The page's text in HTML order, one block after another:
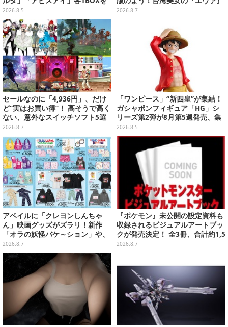
ラインナップ
2026.8.5
制服アスカが美しすぎた【写真8
2026.8.7
セールなのに「4,936円」、だけ
ど“実はお買い得”！ 高そうで高く
ない、意外なスイッチソフト5選
2026.8.7
「ワンピース」“新四皇”が集結！
ガシャポンフィギュア「HG」シ
リーズ第2弾が8月第5週発売、集
めて並べたくなるクオリティ
2026.8.5
アベイルに「クレヨンしんちゃ
ん」映画グッズがズラリ！新作
「オラの妖怪バケ～ション」や、
「ヘンダーランド」「暗黒タマタ
マ」などをフィーチャー
2026.8.7
『ポケモン』未公開の設定資料も
収録されるビジュアルアートブッ
クが発売決定！ 全3冊、合計約1,5
00ページの大ボリュームでシリー
2026.8.7